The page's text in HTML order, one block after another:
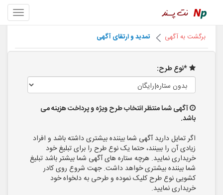
برگشت به آگهی تمدید و ارتقای آگهی
*نوع طرح:
آگهی شما منتظر انتخاب طرح ویژه و پرداخت هزینه می
باشد.
اگر تمایل دارید آگهی شما بیننده بیشتری داشته باشد و افراد
زیادی آن را ببینند، حتما یک نوع طرح را برای تبلیغ خود
خریداری نمایید. هرچه ستاره های آگهی شما بیشتر باشد تبلیغ
شما بیننده بیشتری خواهد داشت. جهت شروع روی کادر
کشویی نوع طرح کلیک نموده و طرحی به دلخواه خود
خریداری نمایید.